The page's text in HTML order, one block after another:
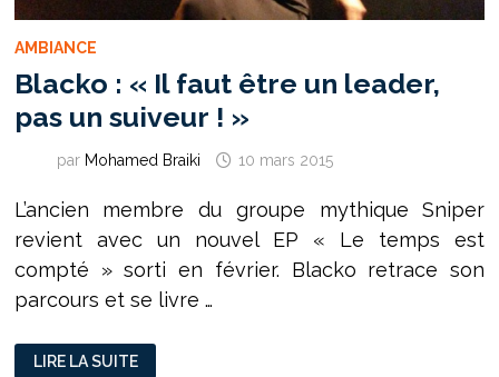
AMBIANCE
Blacko : « Il faut être un leader,
pas un suiveur ! »
par Mohamed Braiki 10 mars 2015
L’ancien membre du groupe mythique Sniper
revient avec un nouvel EP « Le temps est
compté » sorti en février. Blacko retrace son
parcours et se livre …
BLACKO :
« IL
LIRE LA SUITE